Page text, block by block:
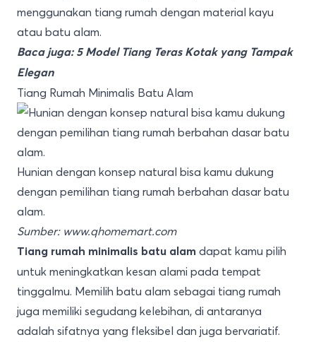
menggunakan tiang rumah dengan material kayu
atau batu alam.
Baca juga: 5 Model Tiang Teras Kotak yang Tampak
Elegan
Tiang Rumah Minimalis Batu Alam
Hunian dengan konsep natural bisa kamu dukung
dengan pemilihan tiang rumah berbahan dasar batu
alam.
Sumber: www.qhomemart.com
Tiang rumah minimalis batu alam dapat kamu pilih
untuk meningkatkan kesan alami pada tempat
tinggalmu. Memilih batu alam sebagai tiang rumah
juga memiliki segudang kelebihan, di antaranya
adalah sifatnya yang fleksibel dan juga bervariatif.